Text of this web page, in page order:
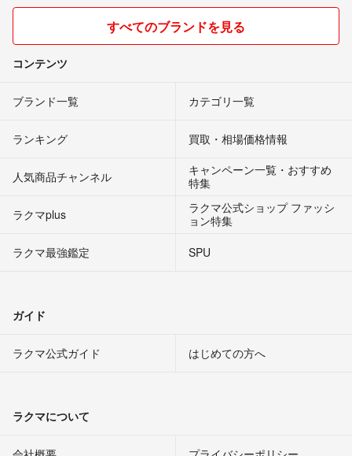
すべてのブランドを見る
コンテンツ
ブランド一覧 カテゴリ一覧
ランキング 買取・相場価格情報
人気商品チャンネル
キャンペーン一覧・おすすめ
特集
ラクマplus
ラクマ公式ショップ ファッシ
ョン特集
ラクマ最強鑑定
SPU
ガイド
ラクマ公式ガイド はじめての方へ
ラクマについて